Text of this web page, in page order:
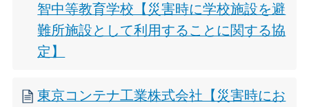
智中等教育学校【災害時に学校施設を避
難所施設として利用することに関する協
定】
東京コンテナ工業株式会社【災害時にお